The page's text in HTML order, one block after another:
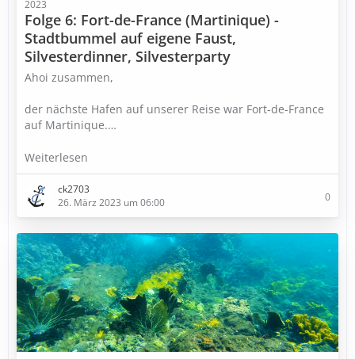
2023
Folge 6: Fort-de-France (Martinique) -
Stadtbummel auf eigene Faust,
Silvesterdinner, Silvesterparty
Ahoi zusammen,
der nächste Hafen auf unserer Reise war Fort-de-France
auf Martinique.…
Weiterlesen
ck2703
26. März 2023 um 06:00
0